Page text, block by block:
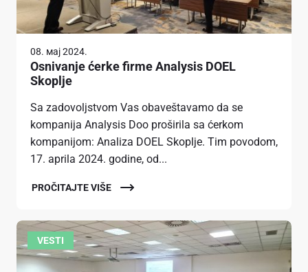
08. мај 2024.
Osnivanje ćerke firme Analysis DOEL
Skoplje
Sa zadovoljstvom Vas obaveštavamo da se
kompanija Analysis Doo proširila sa ćerkom
kompanijom: Analiza DOEL Skoplje. Tim povodom,
17. aprila 2024. godine, od...
PROČITAJTE VIŠE
VESTI